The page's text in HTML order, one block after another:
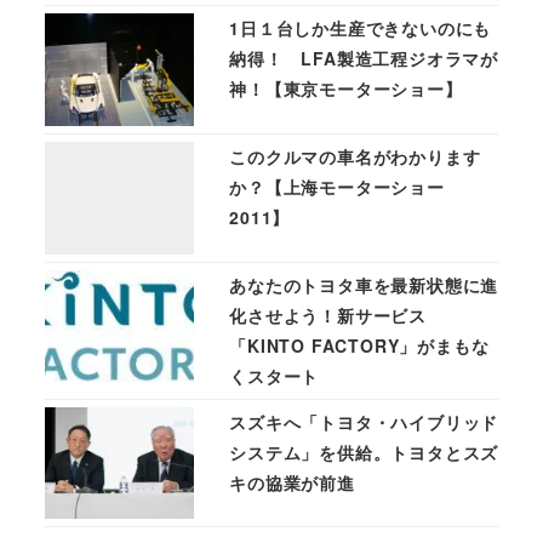
1日１台しか生産できないのにも
納得！ LFA製造工程ジオラマが
神！【東京モーターショー】
このクルマの車名がわかります
か？【上海モーターショー
2011】
あなたのトヨタ車を最新状態に進
化させよう！新サービス
「KINTO FACTORY」がまもな
くスタート
スズキへ「トヨタ・ハイブリッド
システム」を供給。トヨタとスズ
キの協業が前進